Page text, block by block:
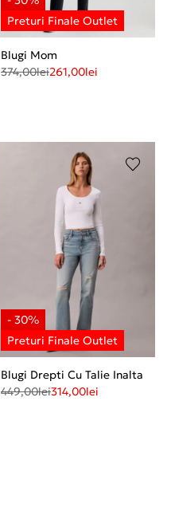
Blugi Mom
374,00lei261,00lei
Blugi Drepti Cu Talie Inalta
449,00lei314,00lei